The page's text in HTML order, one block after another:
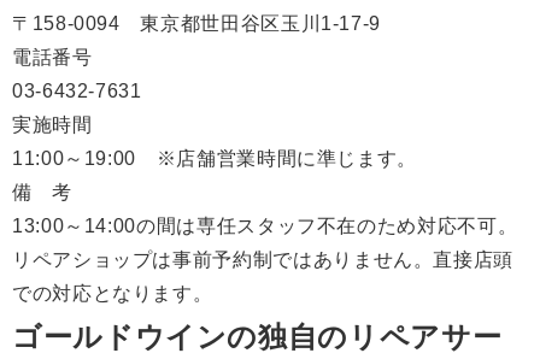
〒158-0094 東京都世田谷区玉川1-17-9
電話番号
03-6432-7631
実施時間
11:00～19:00 ※店舗営業時間に準じます。
備 考
13:00～14:00の間は専任スタッフ不在のため対応不可。
リペアショップは事前予約制ではありません。直接店頭
での対応となります。
ゴールドウインの独自のリペアサー